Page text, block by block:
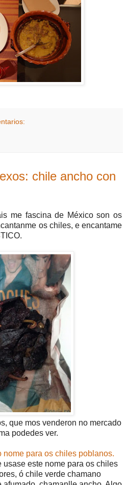
chile ancho con
me fascina de México son os
os chiles, e encantame
que mos venderon no mercado
podedes ver.
para os chiles poblanos.
este nome para os chiles
ó chile verde chamano